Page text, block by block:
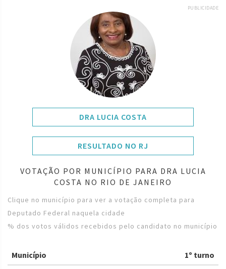
PUBLICIDADE
DRA LUCIA COSTA
RESULTADO NO RJ
VOTAÇÃO POR MUNICÍPIO PARA DRA LUCIA
COSTA NO RIO DE JANEIRO
Clique no município para ver a votação completa para
Deputado Federal naquela cidade
% dos votos válidos recebidos pelo candidato no município
Município 1º turno